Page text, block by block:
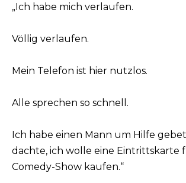
„Ich habe mich verlaufen.
Völlig verlaufen.
Mein Telefon ist hier nutzlos.
Alle sprechen so schnell.
Ich habe einen Mann um Hilfe
dachte, ich wolle eine Eintrittskarte
Comedy-Show kaufen.“